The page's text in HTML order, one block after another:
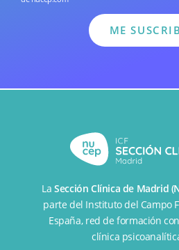
ME
LaSección Clínica de Madrid
parte del Instituto del Campo
España, red de formación
clínica